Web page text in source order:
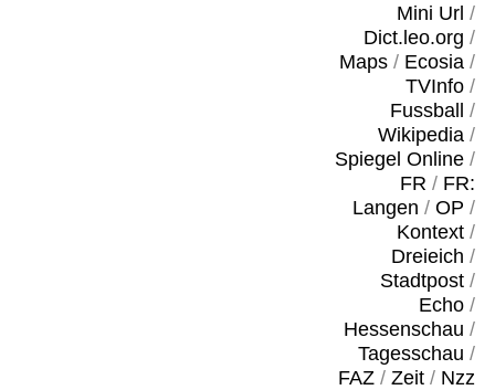
Mini Url /
Dict.leo.org /
Maps/ Ecosia/
TVInfo/
Fussball
/
Wikipedia/
Spiegel Online/
FR / FR:
Langen / OP /
Kontext/
Dreieich /
Stadtpost/
Echo/
Hessenschau /
Tagesschau /
FAZ/ Zeit/ Nzz